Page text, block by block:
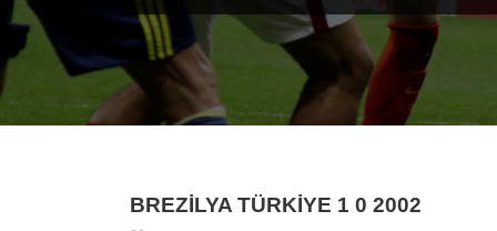
BREZILYA TÜRKIYE 1 0 2002